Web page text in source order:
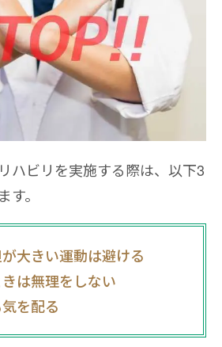
ハビリを実施する際は、以下3
。
大きい運動は避ける
は無理をしない
を配る